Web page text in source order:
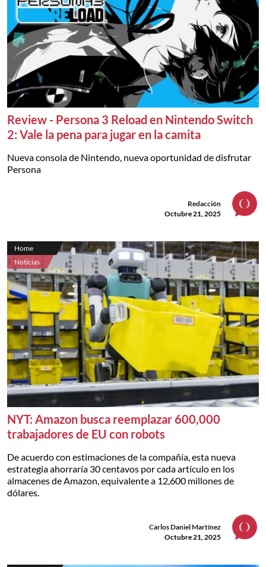
Review - Persona 3 Reload en Nintendo Switch
2: Vale la pena para jugar en la camita
Nueva consola de Nintendo, nueva oportunidad de disfrutar
Persona
Redacción
Octubre 21, 2025
Home
Noticias
NYT: Amazon busca reemplazar 600,000
trabajadores de EU con robots
De acuerdo con estimaciones de la compañía, esta nueva
estrategia ahorraría 30 centavos por cada artículo en los
almacenes de Amazon, equivalente a 12,600 millones de
dólares.
Carlos Daniel Martínez
Octubre 21, 2025